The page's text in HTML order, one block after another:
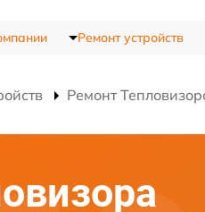
Ремонт устройств
Ремонт